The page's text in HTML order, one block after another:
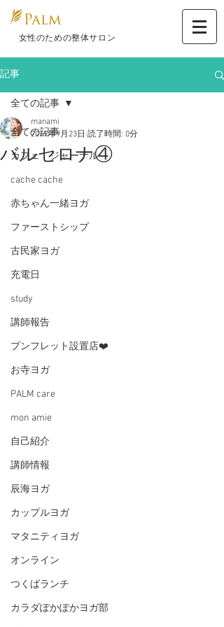
​ 女性のための整体サロン
記事
全ての記事
カフェ ジャーナル
cache cache
赤ちゃん一緒ヨガ
ファーストシップ
古民家ヨガ
充電日
study
講師報告
プンフレット設置店❤️
お寺ヨガ
PALM care
mon amie
自己紹介
講師情報
辰海ヨガ
カップルヨガ
マタニティヨガ
オンライン
つくばランチ
カラダぽかぽかヨガ部
全ての記事
バルセロナ④
manami
2019年9月23日 読了時間: 0分